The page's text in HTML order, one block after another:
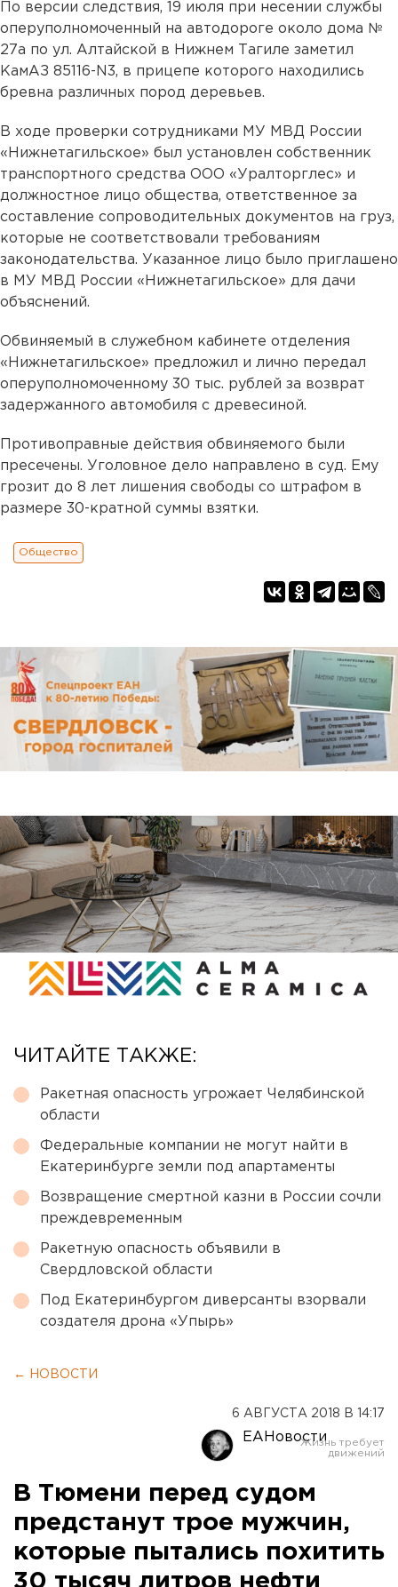
По версии следствия, 19 июля при несении службы
оперуполномоченный на автодороге около дома №
27а по ул. Алтайской в Нижнем Тагиле заметил
КамАЗ 85116-N3, в прицепе которого находились
бревна различных пород деревьев.
В ходе проверки сотрудниками МУ МВД России
«Нижнетагильское» был установлен собственник
транспортного средства ООО «Уралторглес» и
должностное лицо общества, ответственное за
составление сопроводительных документов на груз,
которые не соответствовали требованиям
законодательства. Указанное лицо было приглашено
в МУ МВД России «Нижнетагильское» для дачи
объяснений.
Обвиняемый в служебном кабинете отделения
«Нижнетагильское» предложил и лично передал
оперуполномоченному 30 тыс. рублей за возврат
задержанного автомобиля с древесиной.
Противоправные действия обвиняемого были
пресечены. Уголовное дело направлено в суд. Ему
грозит до 8 лет лишения свободы со штрафом в
размере 30-кратной суммы взятки.
Общество
ЧИТАЙТЕ ТАКЖЕ:
Ракетная опасность угрожает Челябинской
области
Федеральные компании не могут найти в
Екатеринбурге земли под апартаменты
Возвращение смертной казни в России сочли
преждевременным
Ракетную опасность объявили в
Свердловской области
Под Екатеринбургом диверсанты взорвали
создателя дрона «Упырь»
← НОВОСТИ
6 АВГУСТА 2018 В 14:17
ЕАНовости
В Тюмени перед судом
предстанут трое мужчин,
которые пытались похитить
30 тысяч литров нефти